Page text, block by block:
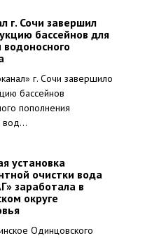
г. Сочи завершил
бассейнов для
г. Сочи завершило
бассейнов
пополнения
установка
очистки вода
заработала в
округе
Одинцовского